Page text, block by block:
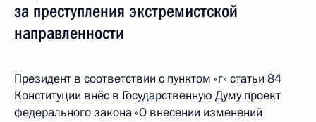
за преступления экстремистской
направленности
Президент в соответствии с пунктом «г» статьи 84
Конституции внёс в Государственную Думу проект
федерального закона «О внесении изменений